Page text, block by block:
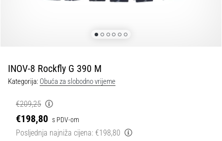
•
1 min. čitanja
Play
for
More
INOV-8 Rockfly G 390 M
Kategorija: Obuća za slobodno vrijeme
€209,25
€198,80 s PDV-om
Posljednja najniža cijena: €198,80